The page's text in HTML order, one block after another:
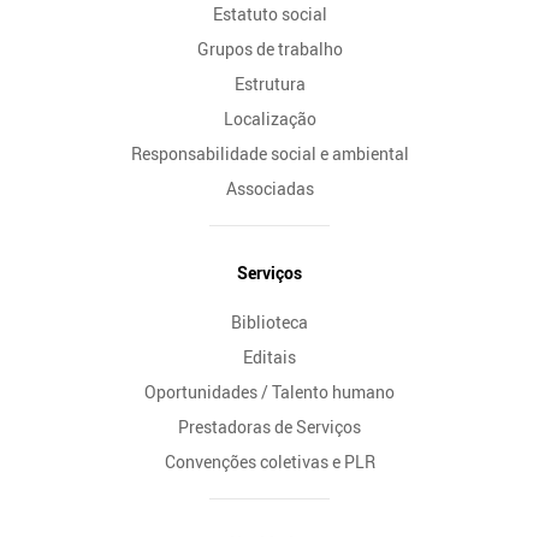
Estatuto social
Grupos de trabalho
Estrutura
Localização
Responsabilidade social e ambiental
Associadas
Serviços
Biblioteca
Editais
Oportunidades / Talento humano
Prestadoras de Serviços
Convenções coletivas e PLR